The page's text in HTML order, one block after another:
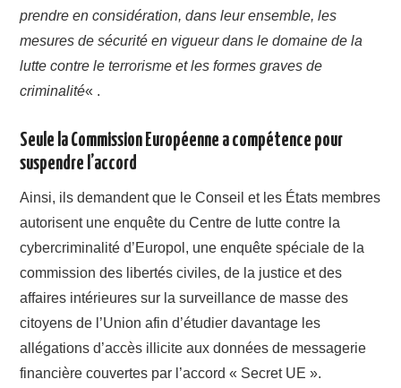
prendre en considération, dans leur ensemble, les
mesures de sécurité en vigueur dans le domaine de la
lutte contre le terrorisme et les formes graves de
criminalité« .
Seule la Commission Européenne a compétence pour
suspendre l’accord
Ainsi, ils demandent que le Conseil et les États membres
autorisent une enquête du Centre de lutte contre la
cybercriminalité d’Europol, une enquête spéciale de la
commission des libertés civiles, de la justice et des
affaires intérieures sur la surveillance de masse des
citoyens de l’Union afin d’étudier davantage les
allégations d’accès illicite aux données de messagerie
financière couvertes par l’accord « Secret UE ».